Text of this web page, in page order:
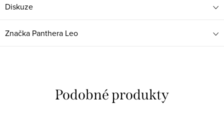
Diskuze
Značka Panthera Leo